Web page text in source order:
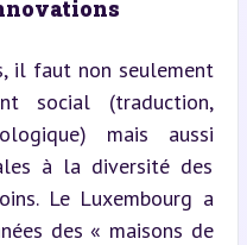
il faut non seulement
social (traduction,
mais aussi
à la diversité des
Le Luxembourg a
des « maisons de